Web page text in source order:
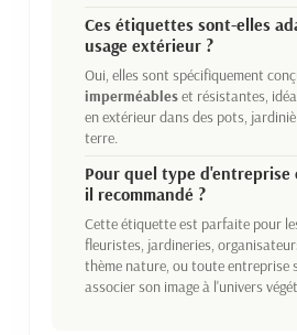
Ces étiquettes sont-elles
usage extérieur ?
Oui, elles sont spécifiquement
imperméableset résistantes,
en extérieur dans des pots,
terre.
Pour quel type
il recommandé ?
Cette étiquette est parfaite pour
fleuristes, jardineries,
thème nature, ou toute entreprise
associer son image à l'univers